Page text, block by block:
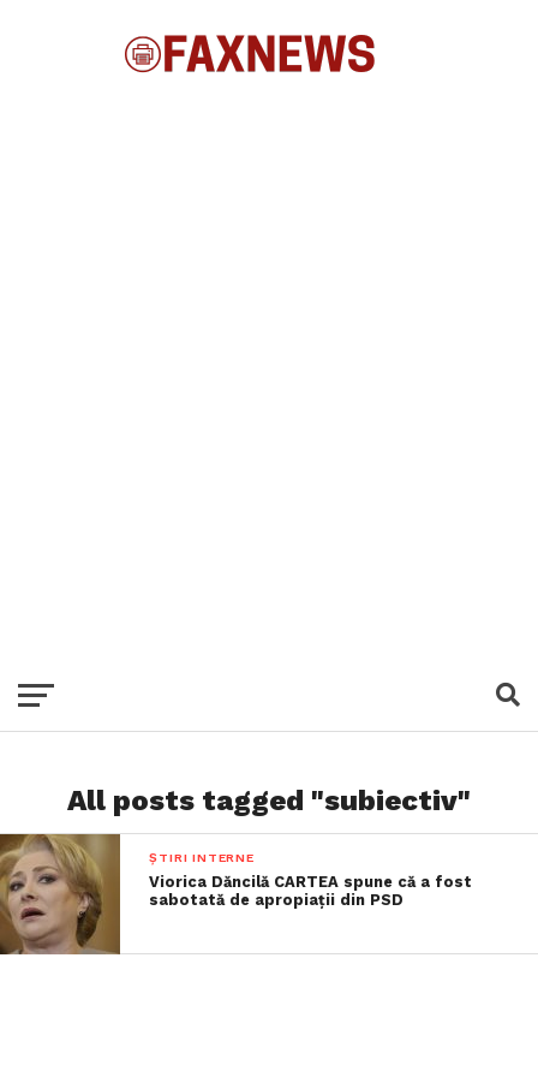
All posts tagged "subiectiv"
ȘTIRI INTERNE
Viorica Dăncilă CARTEA spune că a fost
sabotată de apropiații din PSD